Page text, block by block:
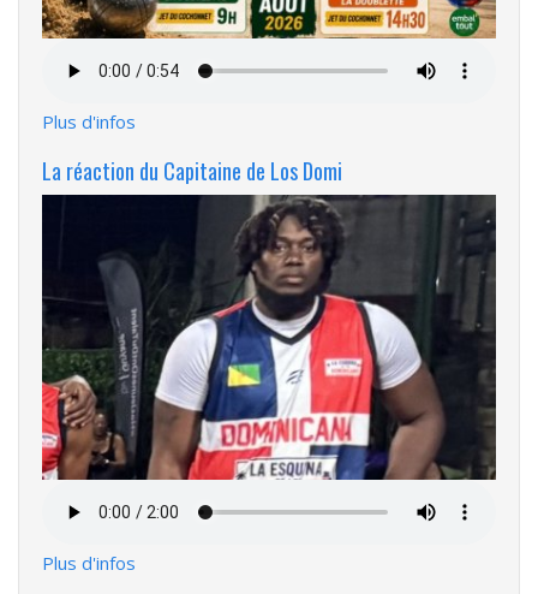
audio
Plus d'infos
La réaction du Capitaine de Los Domi
audio
Plus d'infos